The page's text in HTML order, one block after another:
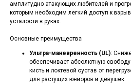
амплитудно атакующих любителей и
которым необходим легкий доступ к
усталости в руках.
Основные преимущества
Ультра-маневренность (UL):
обеспечивает абсолютную
кисть и локтевой сустав от
для растущих юниоров и девушек.